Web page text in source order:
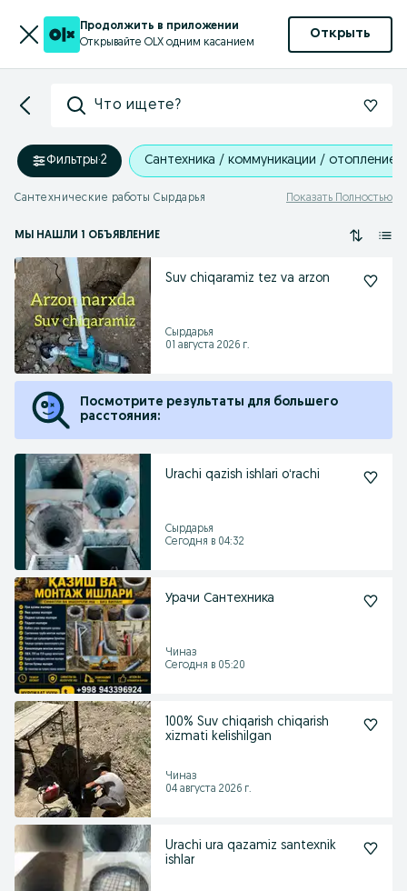
Продолжить в приложении
Открывайте OLX одним касанием
Открыть
Что ищете?
Фильтры·2 Сантехника / коммуникации / отопление
Сантехнические работы Cырдарья Показать Полностью
МЫ НАШЛИ 1 ОБЪЯВЛЕНИЕ
Suv chiqaramiz tez va arzon
Cырдарья
01 августа 2026 г.
Посмотрите результаты для большего
расстояния:
Urachi qazish ishlari oʻrachi
Сырдарья
Сегодня в 04:32
Урачи Сантехника
Чиназ
Сегодня в 05:20
100% Suv chiqarish chiqarish
xizmati kelishilgan
Чиназ
04 августа 2026 г.
Urachi ura qazamiz santexnik
ishlar